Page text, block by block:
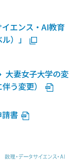
イエンス・AI教育
）」
大妻女子大学の変
う変更）
請書